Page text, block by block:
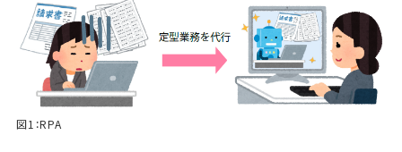
図1：RPA